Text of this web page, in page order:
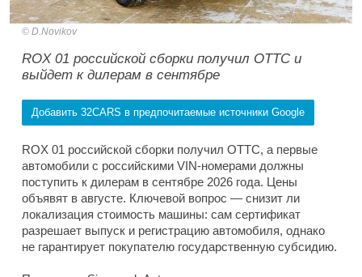
D.Novikov
ROX 01 российской сборки получил ОТТС и
выйдет к дилерам в сентябре
Добавить 32CARS в предпочитаемые источники Google
ROX 01 российской сборки получил ОТТС, а первые
автомобили с российскими VIN-номерами должны
поступить к дилерам в сентябре 2026 года. Цены
объявят в августе. Ключевой вопрос — снизит ли
локализация стоимость машины: сам сертификат
разрешает выпуск и регистрацию автомобиля, однако
не гарантирует покупателю государственную субсидию.